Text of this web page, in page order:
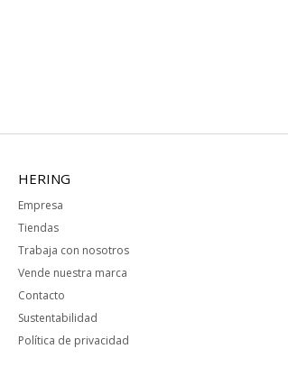
HERING
Empresa
Tiendas
Trabaja con nosotros
Vende nuestra marca
Contacto
Sustentabilidad
Política de privacidad